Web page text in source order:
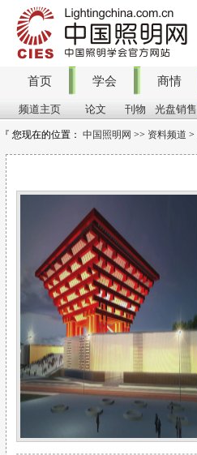
首页 学会 商情
频道主页 论文 刊物 光盘销售
『 您现在的位置： 中国照明网 >> 资料频道 >